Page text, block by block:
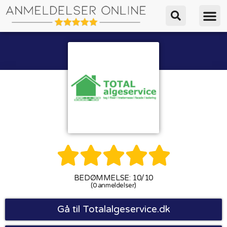

BEDØMMELSE: 10/10
(0 anmeldelser)
Gå til Totalalgeservice.dk